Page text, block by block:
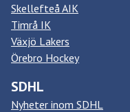
Skellefteå AIK
Timrå IK
Växjö Lakers
Örebro Hockey
SDHL
Nyheter inom SDHL